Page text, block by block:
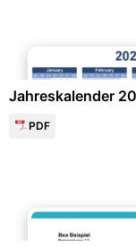
Jahreskalender
PDF